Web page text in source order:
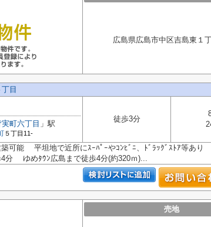
広島県広島市中区吉島東１
目
実町六丁目 」駅
５丁目11-
徒歩3分
可能 平坦地で近所にｽｰﾊﾟｰやｺﾝﾋﾞﾆ、ﾄﾞﾗｯｸﾞｽﾄｱ等あ
4分 ゆめﾀｳﾝ広島まで徒歩4分(約320ｍ)...
売地